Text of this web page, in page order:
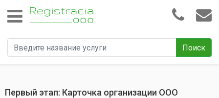
Поиск
Первый этап: Карточка организации ООО